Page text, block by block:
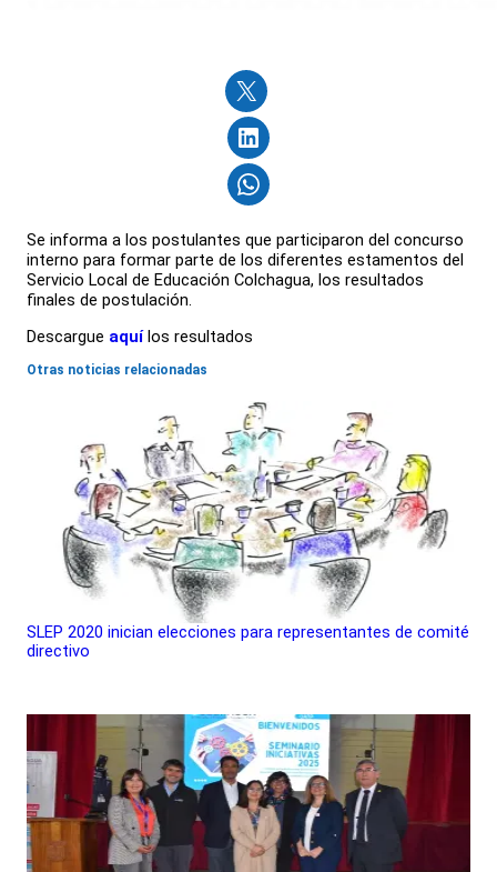
Se informa a los postulantes que participaron del concurso
interno para formar parte de los diferentes estamentos del
Servicio Local de Educación Colchagua, los resultados
finales de postulación.
Descargue aquí los resultados
Otras noticias relacionadas
SLEP 2020 inician elecciones para representantes de comité
directivo